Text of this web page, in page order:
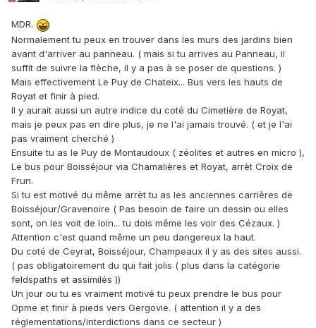
MDR.
Normalement tu peux en trouver dans les murs des jardins bien
avant d'arriver au panneau. ( mais si tu arrives au Panneau, il
suffit de suivre la flèche, il y a pas à se poser de questions. )
Mais effectivement Le Puy de Chateix... Bus vers les hauts de
Royat et finir à pied.
Il y aurait aussi un autre indice du coté du Cimetière de Royat,
mais je peux pas en dire plus, je ne l'ai jamais trouvé. ( et je l'ai
pas vraiment cherché )
Ensuite tu as le Puy de Montaudoux ( zéolites et autres en micro ),
Le bus pour Boisséjour via Chamalières et Royat, arrèt Croix de
Frun.
Si tu est motivé du même arrèt tu as les anciennes carrières de
Boisséjour/Gravenoire ( Pas besoin de faire un dessin ou elles
sont, on les voit de loin... tu dois même les voir des Cézaux. )
Attention c'est quand même un peu dangereux la haut.
Du coté de Ceyrat, Boisséjour, Champeaux il y as des sites aussi.
( pas obligatoirement du qui fait jolis ( plus dans la catégorie
feldspaths et assimilés ))
Un jour ou tu es vraiment motivé tu peux prendre le bus pour
Opme et finir à pieds vers Gergovie. ( attention il y a des
réglementations/interdictions dans ce secteur )